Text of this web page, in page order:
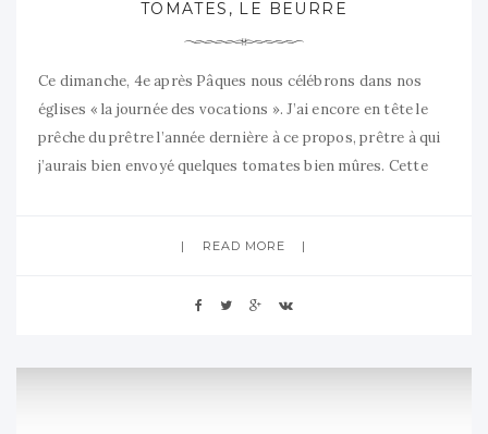
TOMATES, LE BEURRE
Ce dimanche, 4e après Pâques nous célébrons dans nos
églises « la journée des vocations ». J’ai encore en tête le
prêche du prêtre l’année dernière à ce propos, prêtre à qui
j’aurais bien envoyé quelques tomates bien mûres. Cette
READ MORE